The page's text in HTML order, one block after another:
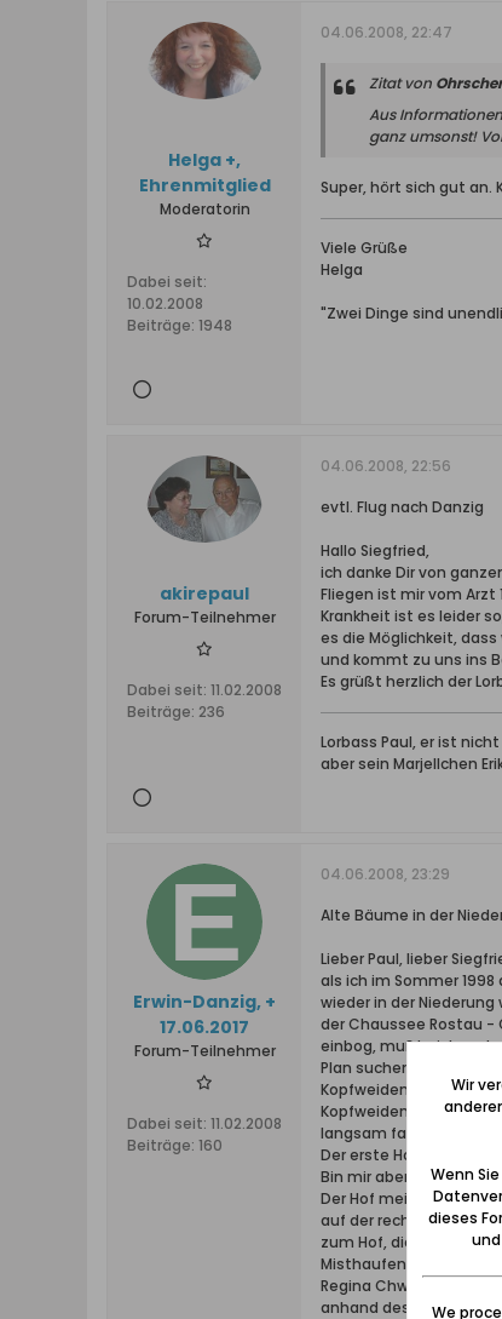
Helga +,
Ehrenmitglied
Moderatorin
Dabei seit:
10.02.2008
Beiträge: 1948
04.06.2008, 22:47
Zitat von
Aus
ganz umsonst!
Super, hört sich gut an.
Viele Grüße
Helga
"Zwei Dinge sind
akirepaul
Forum-Teilnehmer
Dabei seit: 11.02.2008
Beiträge: 236
04.06.2008, 22:56
evtl. Flug nach Danzig
Hallo Siegfried,
ich danke Dir von
Fliegen ist mir vom Arzt
Krankheit ist es leider
es die Möglichkeit,
und kommt zu uns ins
Es grüßt herzlich der
Lorbass Paul, er ist
aber sein Marjellchen
Erwin-Danzig, +
17.06.2017
Forum-Teilnehmer
Dabei seit: 11.02.2008
Beiträge: 160
04.06.2008, 23:29
Alte Bäume in der
Lieber Paul, lieber
als ich im Sommer
wieder in der
der Chaussee Rostau -
einbog, mußte ich erst
Plan suchen. Der
Kopfweiden war nicht
Kopfweiden-Allee
langsam fahren, das
Der erste Hof links
Bin mir aber nicht
Der Hof meiner
auf der rechten Seite
zum Hof, die Lage der
Misthaufen gaben
Regina Chwirot per
anhand des Gebäudes
Wir
Wenn
dieses
We